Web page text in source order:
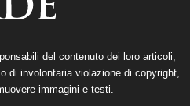
del contenuto dei loro articoli,
di involontaria violazione di copyright,
immagini e testi.